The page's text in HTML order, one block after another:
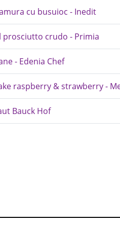
cu busuioc - Inedit
prosciutto crudo - Primia
- Edenia Chef
raspberry & strawberry -
Bauck Hof